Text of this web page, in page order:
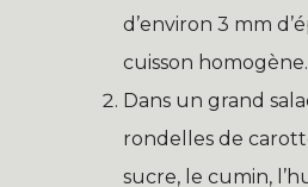
d’environ 3 mm
cuisson homogène.
Dans un grand
rondelles de
sucre, le cumin,